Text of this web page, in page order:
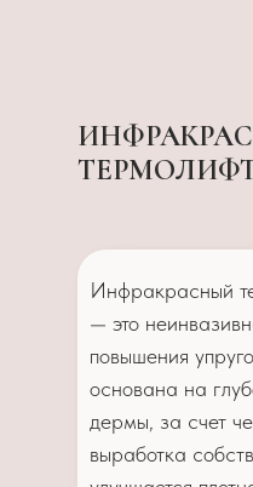
Инфракрасный
— это
повышения
основана на
дермы, за счет
выработка